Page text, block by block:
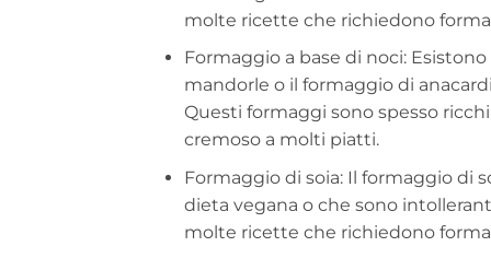
molte ricette che richiedono
Formaggio a base di noci:
mandorle o il formaggio di
Questi formaggi sono spesso
cremoso a molti piatti.
Formaggio di soia: Il formaggio di
dieta vegana o che sono
molte ricette che richiedono